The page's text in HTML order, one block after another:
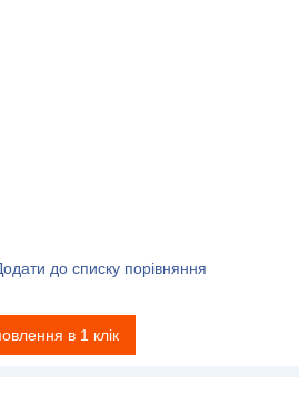
до списку порівняння
в 1 клік